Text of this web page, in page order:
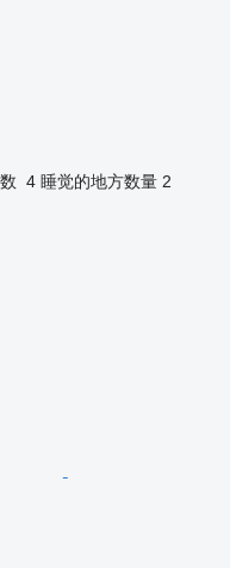
4 睡觉的地方数量 2